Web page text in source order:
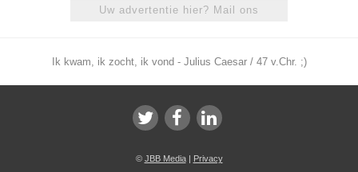
Uw advertentie hier? Mail ons
Ik kwam, ik zocht, ik vond - Julius Caesar / 47 v.Chr. ;)
© JBB Media| Privacy